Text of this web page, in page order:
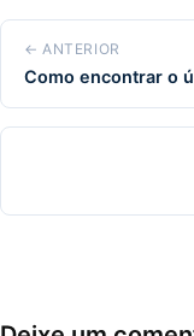
← ANTERIOR
Como encontrar o